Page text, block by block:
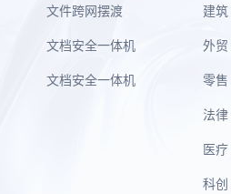
文件跨网摆渡
文档安全一体机
文档安全一体机
建筑
外贸
零售
法律
医疗
科创